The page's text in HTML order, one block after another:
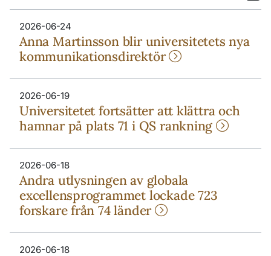
2026-06-24
Anna Martinsson blir universitetets nya
kommunikationsdirektör
2026-06-19
Universitetet fortsätter att klättra och
hamnar på plats 71 i QS rankning
2026-06-18
Andra utlysningen av globala
excellensprogrammet lockade 723
forskare från 74 länder
2026-06-18